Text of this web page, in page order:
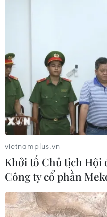
Tiêu chí mới phân loại
để thực hiện cơ cấu lại
06/08/2026 15:08
Meta tung công cụ AI
động cho nhà phát triển
Doanh thu AI của
thuộc phần lớn vào đối
06/08/2026 06:31
vietnamplus.vn
Khởi tố Chủ tịch Hội
Công ty cổ phần